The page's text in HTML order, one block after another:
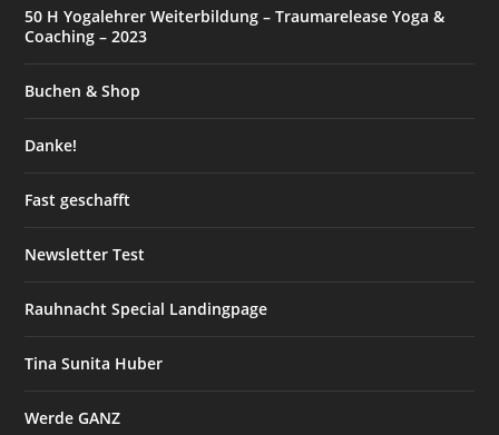
50 H Yogalehrer Weiterbildung – Traumarelease Yoga &
Coaching – 2023
Buchen & Shop
Danke!
Fast geschafft
Newsletter Test
Rauhnacht Special Landingpage
Tina Sunita Huber
Werde GANZ